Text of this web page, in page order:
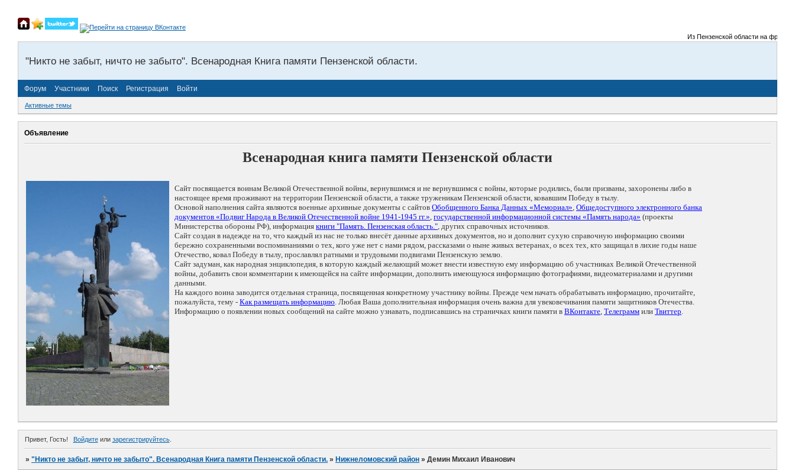
Из Пензенской области на фронты
"Никто не забыт, ничто не забыто". Всенародная Книга памяти Пензенской области.
Форум Участники Поиск Регистрация Войти
Активные темы
Объявление
Всенародная книга памяти Пензенской области
Сайт посвящается воинам Великой Отечественной войны, вернувшимся и не вернувшимся с войны, которые родились, были призваны, захоронены либо в
настоящее время проживают на территории Пензенской области, а также труженикам Пензенской области, ковавшим Победу в тылу.
Основой наполнения сайта являются военные архивные документы с сайтов Обобщенного Банка Данных «Мемориал», Общедоступного электронного банка
документов «Подвиг Народа в Великой Отечественной войне 1941-1945 гг.», государственной информационной системы «Память народа» (проекты
Министерства обороны РФ), информация книги "Память. Пензенская область.", других справочных источников.
Сайт создан в надежде на то, что каждый из нас не только внесёт данные архивных документов, но и дополнит сухую справочную информацию своими
бережно сохраненными воспоминаниями о тех, кого уже нет с нами рядом, рассказами о ныне живых ветеранах, о всех тех, кто защищал в лихие годы наше
Отечество, ковал Победу в тылу, прославлял ратными и трудовыми подвигами Пензенскую землю.
Сайт задуман, как народная энциклопедия, в которую каждый желающий может внести известную ему информацию об участниках Великой Отечественной
войны, добавить свои комментарии к имеющейся на сайте информации, дополнить имеющуюся информацию фотографиями, видеоматериалами и другими
данными.
На каждого воина заводится отдельная страница, посвященная конкретному участнику войны. Прежде чем начать обрабатывать информацию, прочитайте,
пожалуйста, тему - Как размещать информацию. Любая Ваша дополнительная информация очень важна для увековечивания памяти защитников Отечества.
Информацию о появлении новых сообщений на сайте можно узнавать, подписавшись на страничках книги памяти в ВКонтакте, Телеграмм или Твиттер.
Привет, Гость! Войдитеили зарегистрируйтесь.
»"Никто не забыт, ничто не забыто". Всенародная Книга памяти Пензенской области. » Нижнеломовский район »Демин Михаил Иванович